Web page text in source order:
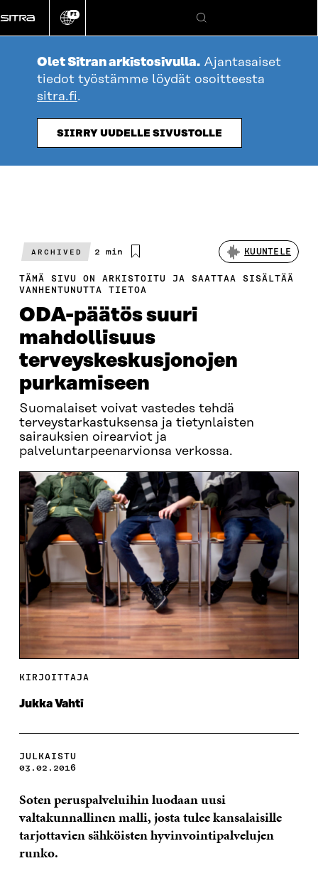
suoraan
sisältöön
Vaihda
kieli
FI
Hae
Olet Sitran arkistosivulla. Ajantasaiset
tiedot työstämme löydät osoitteesta
sitra.fi.
SIIRRY UUDELLE SIVUSTOLLE
ARCHIVED
Arvioitu
2 min KUUNTELE
TÄMÄ SIVU ON ARKISTOITU JA SAATTAA SISÄLTÄÄ
VANHENTUNUTTA TIETOA
ODA-päätös suuri
mahdollisuus
terveyskeskusjonojen
purkamiseen
Suomalaiset voivat vastedes tehdä
terveystarkastuksensa ja tietynlaisten
sairauksien oirearviot ja
palveluntarpeenarvionsa verkossa.
KIRJOITTAJA
Jukka Vahti
JULKAISTU
03.02.2016
Soten peruspalveluihin luodaan uusi
valtakunnallinen malli, josta tulee kansalaisille
tarjottavien sähköisten hyvinvointipalvelujen
runko.